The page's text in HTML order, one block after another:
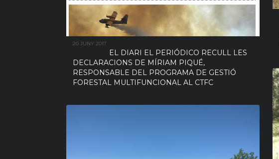
20 JUNY 2017
EL DIARI EL PERIÓDICO RECULL LES
DECLARACIONS DE MÍRIAM PIQUÉ,
RESPONSABLE DEL PROGRAMA DE GESTIÓ
FORESTAL MULTIFUNCIONAL AL CTFC